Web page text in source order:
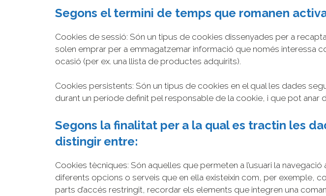
Segons el termini de temps que romanen
Cookies de sessió: Són un tipus de cookies dissenyades per a
solen emprar per a emmagatzemar informació que només interessa
ocasió (per ex. una llista de productes adquirits).
Cookies persistents: Són un tipus de cookies en el qual les dades
durant un període definit pel responsable de la cookie, i que pot anar
Segons la finalitat per a la qual es tractin les
distingir entre:
Cookies tècniques: Són aquelles que permeten a l’usuari la
diferents opcions o serveis que en ella existeixin com, per exemple,
parts d’accés restringit, recordar els elements que integren una